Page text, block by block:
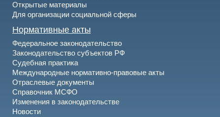
Открытые материалы
Для организации социальной сферы
Нормативные акты
Федеральное законодательство
Законодательство субъектов РФ
Судебная практика
Международные нормативно-правовые акты
Отраслевые документы
Справочник МСФО
Изменения в законодательстве
Новости